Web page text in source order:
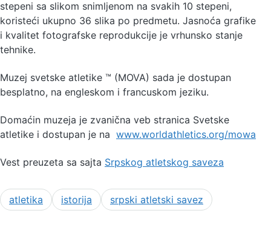
stepeni sa slikom snimljenom na svakih 10 stepeni,
koristeći ukupno 36 slika po predmetu. Jasnoća grafike
i kvalitet fotografske reprodukcije je vrhunsko stanje
tehnike.
Muzej svetske atletike ™ (MOVA) sada je dostupan
besplatno, na engleskom i francuskom jeziku.
Domaćin muzeja je zvanična veb stranica Svetske
atletike i dostupan je na www.worldathletics.org/mowa
Vest preuzeta sa sajta Srpskog atletskog saveza
atletika istorija srpski atletski savez